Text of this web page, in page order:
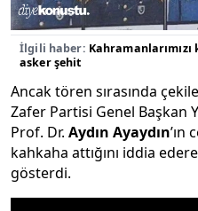
İlgili haber:
asker şehit
Ancak tören sırasında
Zafer Partisi Genel Başkan
Prof. Dr. Aydın Ayaydın’ın
kahkaha attığını iddia
gösterdi.